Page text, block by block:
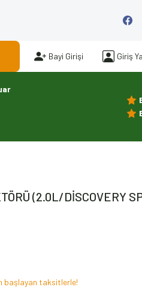
Bayi Girişi Giriş
(2.0L/DİSCOVERY
başlayan taksitlerle!